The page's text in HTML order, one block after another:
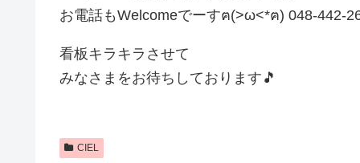
お電話もWelcomeでーすฅ(>ω<*ฅ) 048-442-
看板キラキラさせて
みなさまをお待ちしております🎵
CIEL